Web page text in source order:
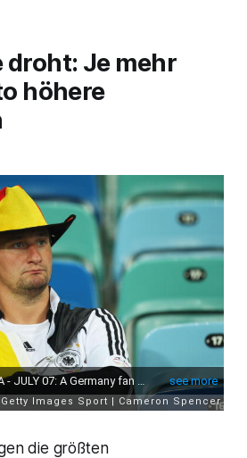
droht: Je mehr
höhere
die größten